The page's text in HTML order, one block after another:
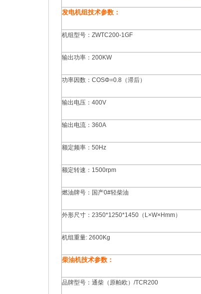
发电机组技术参数：
机组型号：ZWTC200-1GF
输出功率：200KW
功率因数：COSΦ=0.8（滞后）
输出电压：400V
输出电流：360A
额定频率：50Hz
额定转速：1500rpm
燃油牌号：国产0#轻柴油
外形尺寸：2350*1250*1450（L×W×Hmm）
机组重量: 2600Kg
柴油机技术参数：
品牌型号：通柴（原帕欧）/TCR200